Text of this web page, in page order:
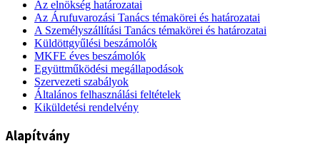
Az elnökség határozatai
Az Árufuvarozási Tanács témakörei és határozatai
A Személyszállítási Tanács témakörei és határozatai
Küldöttgyűlési beszámolók
MKFE éves beszámolók
Együttműködési megállapodások
Szervezeti szabályok
Általános felhasználási feltételek
Kiküldetési rendelvény
Alapítvány